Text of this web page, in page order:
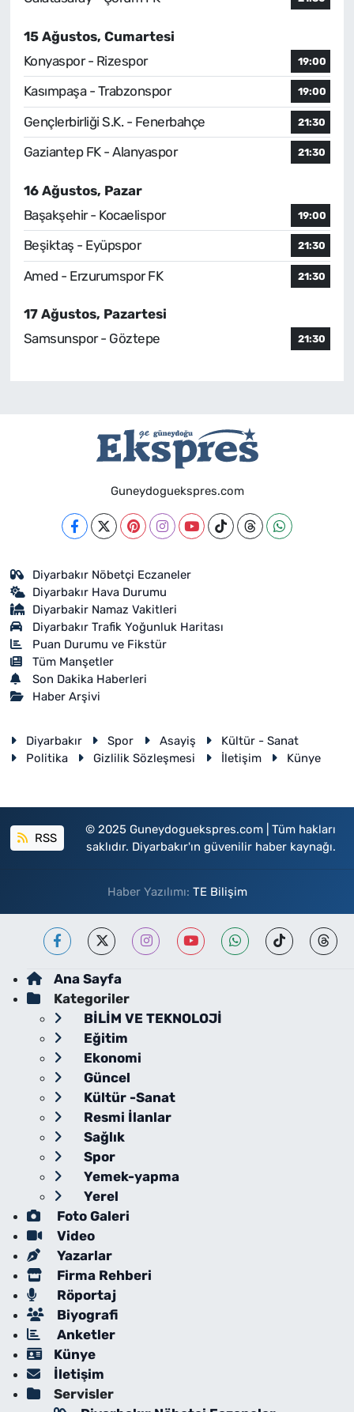
15 Ağustos, Cumartesi
Konyaspor - Rizespor
19:00
Kasımpaşa - Trabzonspor 19:00
Gençlerbirliği S.K. - Fenerbahçe 21:30
Gaziantep FK - Alanyaspor 21:30
16 Ağustos, Pazar
Başakşehir - Kocaelispor
19:00
Beşiktaş - Eyüpspor 21:30
Amed - Erzurumspor FK 21:30
17 Ağustos, Pazartesi
Samsunspor - Göztepe
21:30
Guneydoguekspres.com
Diyarbakır Nöbetçi Eczaneler
Diyarbakır Hava Durumu
Diyarbakir Namaz Vakitleri
Diyarbakır Trafik Yoğunluk Haritası
Puan Durumu ve Fikstür
Tüm Manşetler
Son Dakika Haberleri
Haber Arşivi
Diyarbakır Spor Asayiş
Kültür - Sanat
Politika
Gizlilik Sözleşmesi İletişim Künye
RSS
© 2025 Guneydoguekspres.com | Tüm hakları
saklıdır. Diyarbakır'ın güvenilir haber kaynağı.
Haber Yazılımı: TE Bilişim
Ana Sayfa
Kategoriler
BİLİM VE TEKNOLOJİ
Eğitim
Ekonomi
Güncel
Kültür -Sanat
Resmi İlanlar
Sağlık
Spor
Yemek-yapma
Yerel
Foto Galeri
Video
Yazarlar
Firma Rehberi
Röportaj
Biyografi
Anketler
Künye
İletişim
Servisler